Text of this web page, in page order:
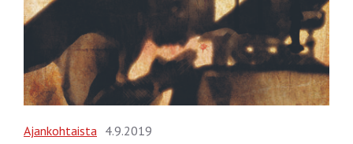
Ajankohtaista 4.9.2019